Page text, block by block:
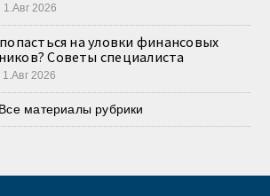
1.Авг 2026
на уловки финансовых
Советы специалиста
1.Авг 2026
Все материалы рубрики